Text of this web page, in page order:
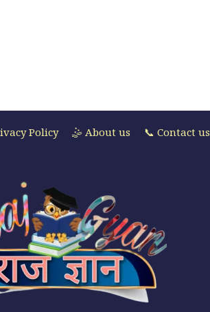
Policy 🤹 About us 📞 Contact us